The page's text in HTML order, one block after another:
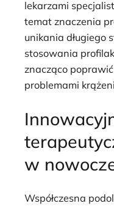
lekarzami
temat znaczenia
unikania długiego
stosowania
znacząco
problemami
w
Współczesna